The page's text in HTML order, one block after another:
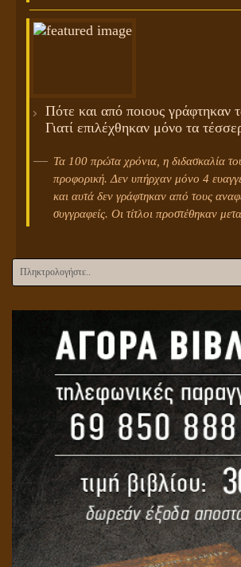
Πότε και από ποιους γράφτηκαν
Γιατί επιλέχθηκαν μόνο τα
Τα 100 πρώτα χρόνια, η διδασκαλία
προφορική. Δεν υπήρχαν μόνο 4
και αυτά δεν γράφτηκαν από τους
συγγραφείς. Οι τίτλοι προστέθηκαν